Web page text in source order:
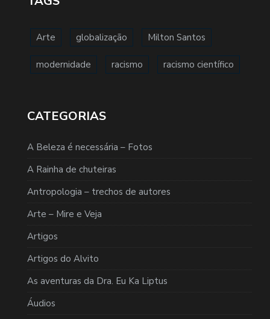
Arte globalização Milton Santos
modernidade racismo racismo científico
CATEGORIAS
A Beleza é necessária – Fotos
A Rainha de chuteiras
Antropologia – trechos de autores
Arte – Mire e Veja
Artigos
Artigos do Alvito
As aventuras da Dra. Eu Ka Liptus
Áudios